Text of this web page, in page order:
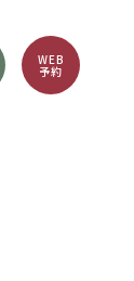
WEB
予約